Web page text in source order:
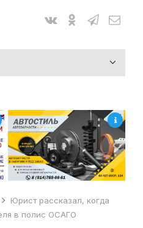
Юрист рассказал, когда
в полис ОСАГО